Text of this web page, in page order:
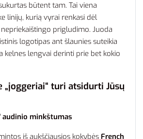
būtent tam. Tai viena
linijų, kurią vyrai renkasi dėl
prigludimo. Juoda
logotipas ant šlaunies suteikia
kelnes lengvai derinti prie bet kokio
„joggeriai“ turi atsidurti Jūsų
audinio minkštumas
iš aukščiausios kokybės French